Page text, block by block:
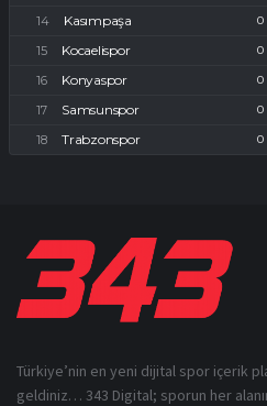
Kasımpaşa 0
Kocaelispor 0
Konyaspor 0
Samsunspor 0
Trabzonspor 0
Türkiye’nin en yeni dijital spor içerik
geldiniz… 343 Digital; sporun her